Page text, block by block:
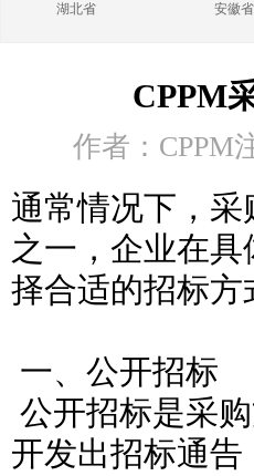
湖北省 安徽省
CPPM
作者：CPPM
通常情况下，
之一，企业在
择合适的招标方
一、公开招标
公开招标是采
开发出招标通